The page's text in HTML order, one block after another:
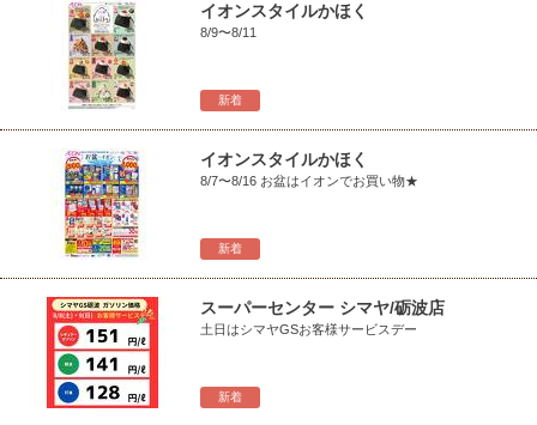
新着
イオンスタイルかほく
8/9〜8/11
新着
イオンスタイルかほく
8/7〜8/16 お盆はイオンでお買い物★
新着
スーパーセンター シマヤ/砺波店
土日はシマヤGSお客様サービスデー